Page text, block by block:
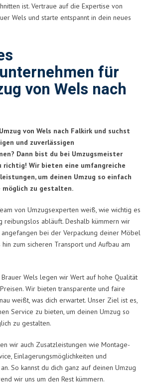
ist. Vertraue auf die Expertise von
Wels und starte entspannt in dein neues
für
von Wels nach
von Wels nach Falkirk und suchst
und zuverlässigen
Dann bist du bei Umzugsmeister
richtig! Wir bieten eine umfangreiche
um deinen Umzug so einfach
zu gestalten.
von Umzugsexperten weiß, wie wichtig es
reibungslos abläuft. Deshalb kümmern wir
bei der Verpackung deiner Möbel
zum sicheren Transport und Aufbau am
Wels legen wir Wert auf hohe Qualität
Wir bieten transparente und faire
weißt, was dich erwartet. Unser Ziel ist es,
Service zu bieten, um deinen Umzug so
zu gestalten.
wir auch Zusatzleistungen wie Montage-
Einlagerungsmöglichkeiten und
So kannst du dich ganz auf deinen Umzug
wir uns um den Rest kümmern.